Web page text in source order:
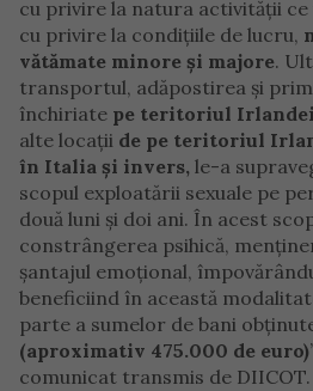
cu privire la natura activităţii
cu privire la condiţiile de lucru,
vătămate minore și majore.
transportul, adăpostirea şi
închiriate pe teritoriul Irlandei
alte locaţii de pe teritoriul
în Italia şi invers, le-a
scopul exploatării sexuale pe
două luni şi doi ani. În acest
constrângerea psihică,
şantajul emoţional,
beneficiind în această
parte a sumelor de bani
(aproximativ 475.000 de euro)
comunicat transmis de DIICOT.